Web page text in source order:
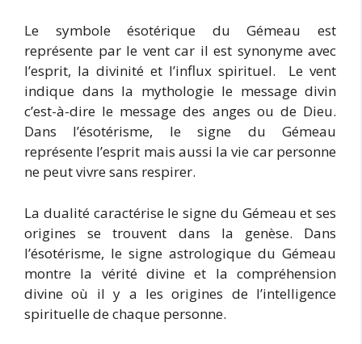
Le symbole ésotérique du Gémeau est
représente par le vent car il est synonyme avec
l’esprit, la divinité et l’influx spirituel. Le vent
indique dans la mythologie le message divin
c’est-à-dire le message des anges ou de Dieu.
Dans l’ésotérisme, le signe du Gémeau
représente l’esprit mais aussi la vie car personne
ne peut vivre sans respirer.
La dualité caractérise le signe du Gémeau et ses
origines se trouvent dans la genèse. Dans
l’ésotérisme, le signe astrologique du Gémeau
montre la vérité divine et la compréhension
divine où il y a les origines de l’intelligence
spirituelle de chaque personne.